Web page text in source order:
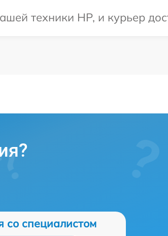
техники HP, и курьер
со специалистом